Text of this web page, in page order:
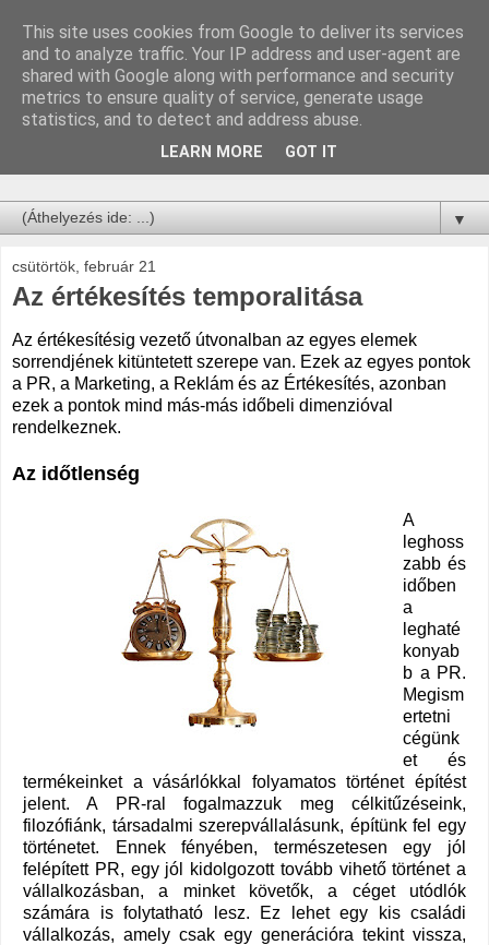
Építsd fel a saját
történeted!
Hozzávalók: Stratégia, PR, Történetek, Taktika, Marketing,
▼
csütörtök, február 21
Az értékesítés temporalitása
Az értékesítésig vezető útvonalban az egyes elemek
sorrendjének kitüntetett szerepe van. Ezek az egyes pontok
a PR, a Marketing, a Reklám és az Értékesítés, azonban
ezek a pontok mind más-más időbeli dimenzióval
rendelkeznek.
Az időtlenség
A
leghoss
zabb és
időben
a
leghaté
konyab
b a PR.
Megism
ertetni
cégünk
et és
termékeinket a vásárlókkal folyamatos történet építést
jelent. A PR-ral fogalmazzuk meg célkitűzéseink,
filozófiánk, társadalmi szerepvállalásunk, építünk fel egy
történetet. Ennek fényében, természetesen egy jól
felépített PR, egy jól kidolgozott tovább vihető történet a
vállalkozásban, a minket követők, a céget utódlók
számára is folytatható lesz. Ez lehet egy kis családi
vállalkozás, amely csak egy generációra tekint vissza,
This site uses cookies from Google to deliver its services
and to analyze traffic. Your IP address and user-agent are
shared with Google along with performance and security
metrics to ensure quality of service, generate usage
statistics, and to detect and address abuse.
LEARN MORE GOT IT